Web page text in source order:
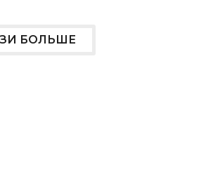
БОЛЬШЕ